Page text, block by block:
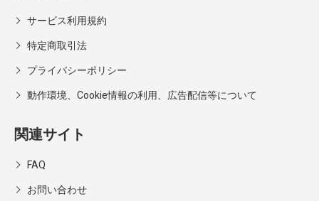
サービス利用規約
特定商取引法
プライバシーポリシー
動作環境、Cookie情報の利用、広告配信等について
関連サイト
FAQ
お問い合わせ